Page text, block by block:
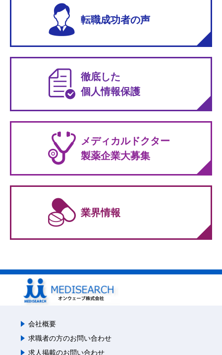
転職成功者の声
徹底した
個人情報保護
メディカルドクター
製薬企業大募集
業界情報
会社概要
求職者の方のお問い合わせ
求人掲載のお問い合わせ